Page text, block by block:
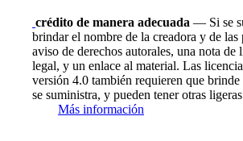
crédito de manera adecuada — Si se
brindar el nombre de la creadora y de las
aviso de derechos autorales, una nota de
legal, y un enlace al material. Las
versión 4.0 también requieren que
se suministra, y pueden tener otras
Más información